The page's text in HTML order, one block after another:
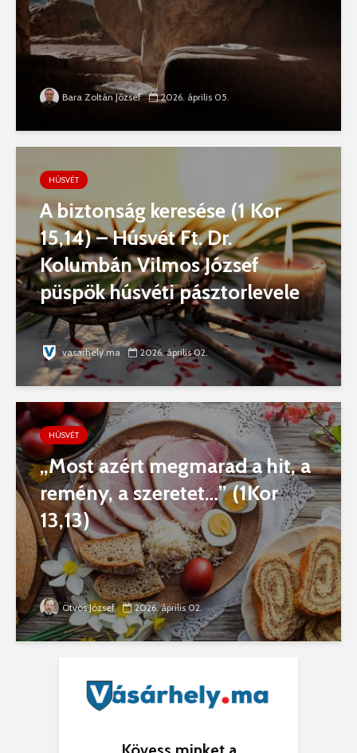
Bara Zoltán József 2026. április 05.
HÚSVÉT
A biztonság keresése (1 Kor
15,14) – Húsvét Ft. Dr.
Kolumbán Vilmos József
püspök húsvéti pásztorlevele
vasarhely.ma 2026. április 02.
HÚSVÉT
„Most azért megmarad a hit, a
remény, a szeretet…” (1Kor
13,13)
Ötvös József 2026. április 02.